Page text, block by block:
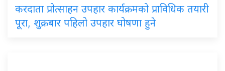
करदाता प्रोत्साहन उपहार कार्यक्रमको प्राविधिक तयारी
पूरा, शुक्रबार पहिलो उपहार घोषणा हुने